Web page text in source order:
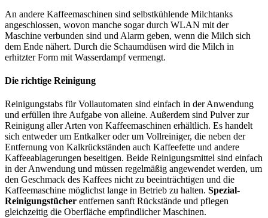
An andere Kaffeemaschinen sind selbstkühlende Milchtanks
angeschlossen, wovon manche sogar durch WLAN mit der
Maschine verbunden sind und Alarm geben, wenn die Milch sich
dem Ende nähert. Durch die Schaumdüsen wird die Milch in
erhitzter Form mit Wasserdampf vermengt.
Die richtige Reinigung
Reinigungstabs für Vollautomaten sind einfach in der Anwendung
und erfüllen ihre Aufgabe von alleine. Außerdem sind Pulver zur
Reinigung aller Arten von Kaffeemaschinen erhältlich. Es handelt
sich entweder um Entkalker oder um Vollreiniger, die neben der
Entfernung von Kalkrückständen auch Kaffeefette und andere
Kaffeeablagerungen beseitigen. Beide Reinigungsmittel sind einfach
in der Anwendung und müssen regelmäßig angewendet werden, um
den Geschmack des Kaffees nicht zu beeinträchtigen und die
Kaffeemaschine möglichst lange in Betrieb zu halten. Spezial-
Reinigungstücher entfernen sanft Rückstände und pflegen
gleichzeitig die Oberfläche empfindlicher Maschinen.